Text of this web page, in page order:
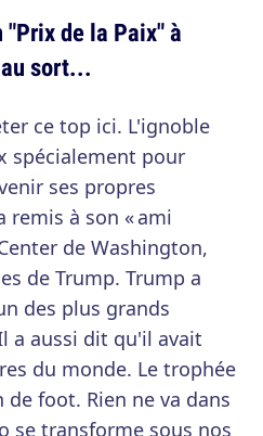
"Prix de la Paix" à
sort...
ce top ici. L'ignoble
spécialement pour
ses propres
à son « ami
de Washington,
de Trump. Trump a
des plus grands
a aussi dit qu'il avait
du monde. Le trophée
foot. Rien ne va dans
se transforme sous nos